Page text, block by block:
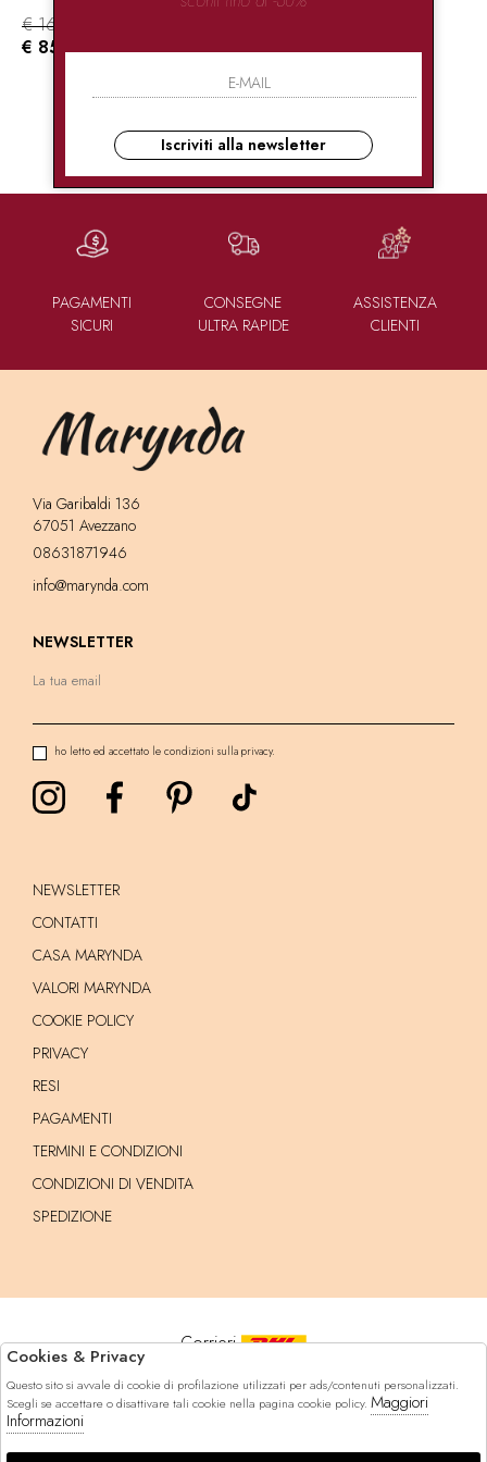
€ 169.95
€ 85.00
1DI 1
PAGAMENTI
SICURI
CONSEGNE
ULTRA RAPIDE
ASSISTENZA
CLIENTI
Via Garibaldi 136
67051 Avezzano
08631871946
info@marynda.com
NEWSLETTER
ho letto ed accettato le condizioni sulla privacy.
NEWSLETTER
CONTATTI
CASA MARYNDA
VALORI MARYNDA
COOKIE POLICY
PRIVACY
RESI
PAGAMENTI
TERMINI E CONDIZIONI
CONDIZIONI DI VENDITA
SPEDIZIONE
Corrieri
Pagamenti
Iscriviti alla newsletter
Cookies & Privacy
Questo sito si avvale di cookie di profilazione utilizzati per ads/contenuti personalizzati.
Scegli se accettare o disattivare tali cookie nella pagina cookie policy. Maggiori
Informazioni